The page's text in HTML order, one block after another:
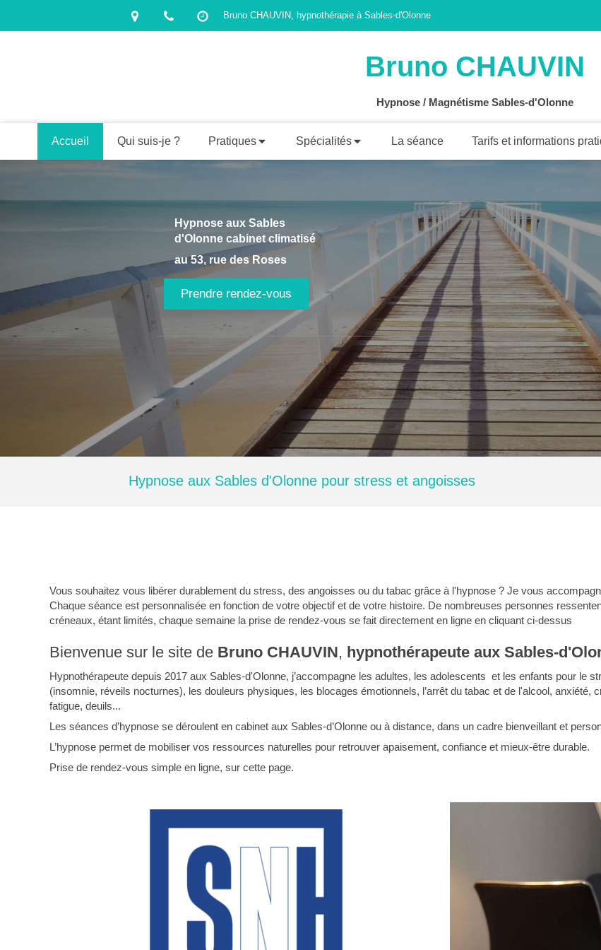
Bruno CHAUVIN, hypnothérapie à Sables-d'Olonne
Bruno CHAUVIN
Hypnose / Magnétisme Sables-d'Olonne
Accueil Qui suis-je ? Pratiques Spécialités La séance Tarifs et informations
Prendre rendez-vous
Hypnose aux Sables
d'Olonne cabinet climatisé
au53, rue des Roses
Hypnose aux Sables d'Olonne pour stress et angoisses
Vous souhaitez vous libérer durablement du stress, des angoisses ou du tabac grâce à l'hypnose ? Je vous
Chaque séance est personnalisée en fonction de votre objectif et de votre histoire. De nombreuses personnes
créneaux, étant limités, chaque semaine la prise de rendez-vous se fait directement en ligne en cliquant ci-dessus
Bienvenue sur le site de Bruno CHAUVIN, hypnothérapeute aux Sables-
Hypnothérapeute depuis 2017 aux Sables-d'Olonne, j’accompagne les adultes, les adolescents et les enfants pour le
(insomnie, réveils nocturnes), les douleurs physiques, les blocages émotionnels, l’arrêt du tabac et de l'alcool,
fatigue, deuils...
Les séances d’hypnose se déroulent en cabinet aux Sables-d’Olonne ou à distance, dans un cadre bienveillant et
L’hypnose permet de mobiliser vos ressources naturelles pour retrouver apaisement, confiance et mieux-être durable.
Prise de rendez-vous simple en ligne, sur cette page.